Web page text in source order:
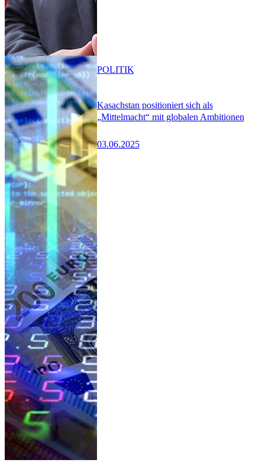
Kasachstan positioniert sich als
„Mittelmacht“ mit globalen Ambitionen
03.06.2025
POLITIK